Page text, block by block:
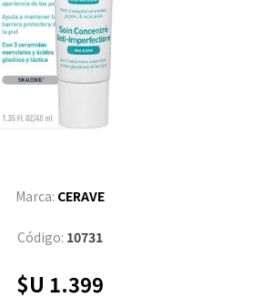
Marca: CERAVE
Código: 10731
$U 1.399